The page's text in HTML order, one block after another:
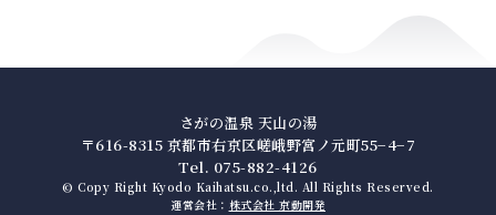
さがの温泉 天山の湯
〒616-8315 京都市右京区嵯峨野宮ノ元町55−4−7
Tel. 075-882-4126
© Copy Right Kyodo Kaihatsu.co.,ltd. All Rights Reserved.
運営会社： 株式会社 京動開発